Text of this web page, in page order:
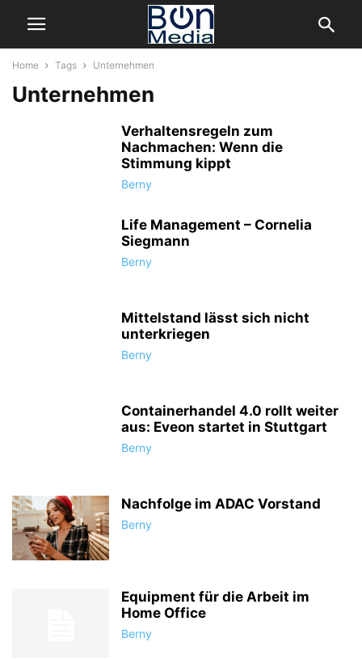
Home Tags Unternehmen
Unternehmen
Verhaltensregeln zum
Nachmachen: Wenn die
Stimmung kippt
Berny
Life Management – Cornelia
Siegmann
Berny
Mittelstand lässt sich nicht
unterkriegen
Berny
Containerhandel 4.0 rollt weiter
aus: Eveon startet in Stuttgart
Berny
Nachfolge im ADAC Vorstand
Berny
Equipment für die Arbeit im
Home Office
Berny